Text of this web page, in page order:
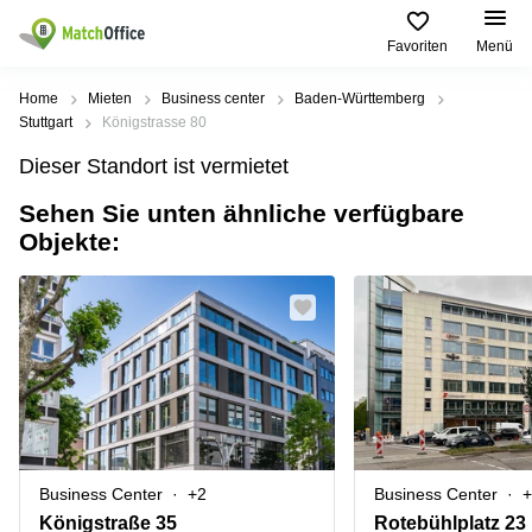
Favoriten Menü
Mieten / Vermieten
Produktseiten
Büro
mieten
center
Coworking
Space
Seminarraum
Virtuelles
Büro
Beliebte
Städte
Büro
mieten
Geschäftsadresse
Hamburg
Geschäftsadresse
mieten
Düsseldorf
Geschäftsadresse
Stuttgart
Büro
Beliebte
Suchanfragen
Regus
Dortmund
Ruhrallee
9
Dortmund
Office Club
Ballindamm
3
Rahel-
Hirsch-
Straße
Hilfe
Über uns
Büro vermieten
Preis
Log-in
Home Mieten Business center
Baden-Württemberg
Stuttgart
Königstrasse 80
Dieser Standort ist vermietet
Sehen Sie unten ähnliche verfügbare
Objekte:
Business Center +2
Königstraße 35
Business Center
Rotebühlplatz 23